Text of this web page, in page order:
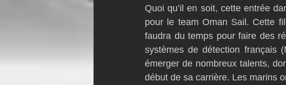
Quoi qu’il en soit, cette entrée
pour le team Oman Sail. Cette
faudra du temps pour faire des
systèmes de détection français
émerger de nombreux talents,
début de sa carrière. Les marins